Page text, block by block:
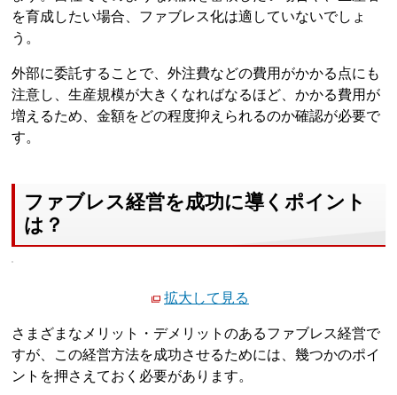
を育成したい場合、ファブレス化は適していないでしょ
う。
外部に委託することで、外注費などの費用がかかる点にも
注意し、生産規模が大きくなればなるほど、かかる費用が
増えるため、金額をどの程度抑えられるのか確認が必要で
す。
ファブレス経営を成功に導くポイント
は？
拡大して見る
さまざまなメリット・デメリットのあるファブレス経営で
すが、この経営方法を成功させるためには、幾つかのポイ
ントを押さえておく必要があります。